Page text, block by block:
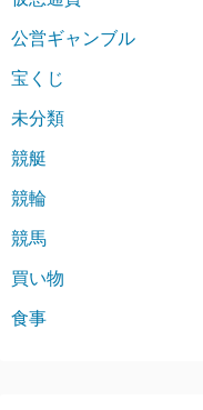
公営ギャンブル
宝くじ
未分類
競艇
競輪
競馬
買い物
食事